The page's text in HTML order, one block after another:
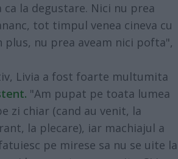
la degustare. Nici nu prea
tot timpul venea cineva cu
plus, nu prea aveam nici pofta",
Livia a fost foarte multumita
"Am pupat pe toata lumea
zi chiar (cand au venit, la
la plecare), iar machiajul a
pe mirese sa nu se uite la